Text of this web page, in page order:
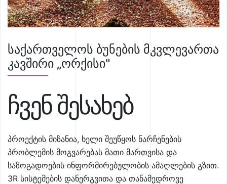
საქართველოს ბუნების მკვლევართა
კავშირი „ორქისი"
ჩვენ შესახებ
პროექტის მიზანია, ხელი შეუწყოს ნარჩენების
პრობლემის მოგვარებას მათი მართვისა და
საზოგადოების ინფორმირებულობის ამაღლების გზით.
3R სისტემების დანერგვითა და თანამედროვე